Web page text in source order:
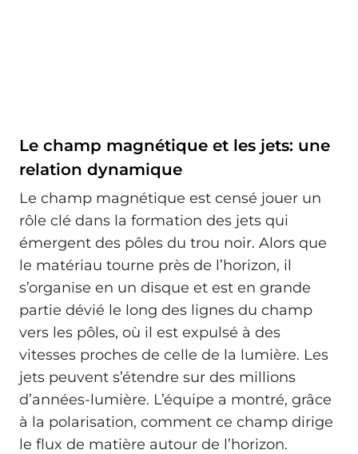
Le champ magnétique et les jets: une
relation dynamique
Le champ magnétique est censé jouer un
rôle clé dans la formation des jets qui
émergent des pôles du trou noir. Alors que
le matériau tourne près de l’horizon, il
s’organise en un disque et est en grande
partie dévié le long des lignes du champ
vers les pôles, où il est expulsé à des
vitesses proches de celle de la lumière. Les
jets peuvent s’étendre sur des millions
d’années-lumière. L’équipe a montré, grâce
à la polarisation, comment ce champ dirige
le flux de matière autour de l’horizon.